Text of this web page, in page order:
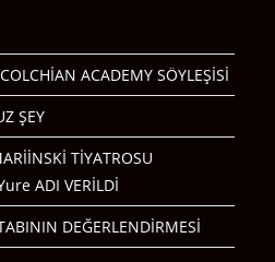
ACADEMY SÖYLEŞİSİ
ŞEY
TİYATROSU
ADI VERİLDİ
DEĞERLENDİRMESİ